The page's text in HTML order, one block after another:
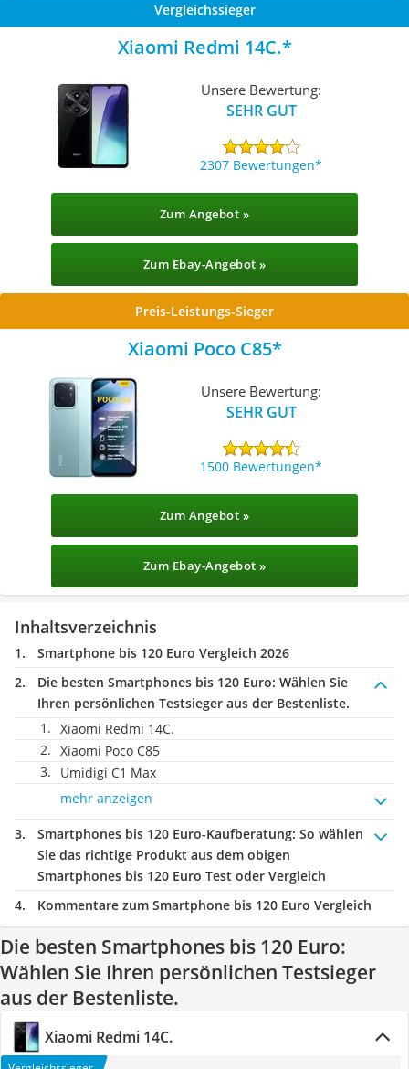
Vergleichssieger
Xiaomi Redmi 14C.
Unsere Bewertung:
SEHR GUT
2307 Bewertungen
Zum Angebot »
Zum Ebay-Angebot »
Preis-Leistungs-Sieger
Xiaomi Poco C85
Unsere Bewertung:
SEHR GUT
1500 Bewertungen
Zum Angebot »
Zum Ebay-Angebot »
Inhaltsverzeichnis
Smartphone bis 120 Euro Vergleich 2026
Die besten Smartphones bis 120 Euro: Wählen Sie
Ihren persönlichen Testsieger aus der Bestenliste.
Xiaomi Redmi 14C.
Xiaomi Poco C85
Umidigi C1 Max
mehr anzeigen
Smartphones bis 120 Euro-Kaufberatung: So wählen
Sie das richtige Produkt aus dem obigen
Smartphones bis 120 Euro Test oder Vergleich
Kommentare zum Smartphone bis 120 Euro Vergleich
Die besten Smartphones bis 120 Euro:
Wählen Sie Ihren persönlichen Testsieger
aus der Bestenliste.
Xiaomi Redmi 14C.